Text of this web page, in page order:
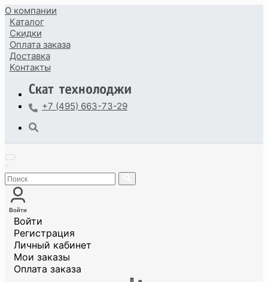
О компании
Каталог
Скидки
Оплата заказа
Доставка
Контакты
+7 (495) 663-73-29
Войти
Войти
Регистрация
Личный кабинет
Мои заказы
Оплата заказа